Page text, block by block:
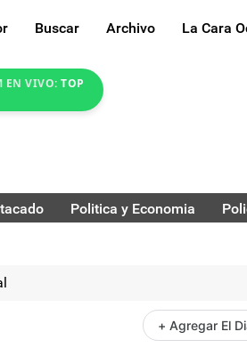
Buscar Archivo La Cara
EN VIVO: TOP
Politica y Economia
+ Agregar El